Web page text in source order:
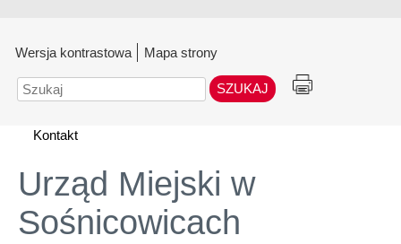
Wersja kontrastowa Mapa strony
Szukaj
Kontakt
Urząd Miejski w
Sośnicowicach